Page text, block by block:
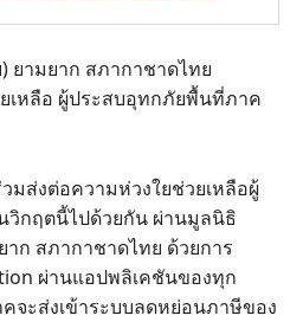
ยามยาก สภากาชาดไทย
เหลือ ผู้ประสบอุทกภัยพื้นที่ภาค
มส่งต่อความห่วงใยช่วยเหลือผู้
วิกฤตนี้ไปด้วยกัน ผ่านมูลนิธิ
าก สภากาชาดไทย ด้วยการ
ผ่านแอปพลิเคชันของทุก
จะส่งเข้าระบบลดหย่อนภาษีของ